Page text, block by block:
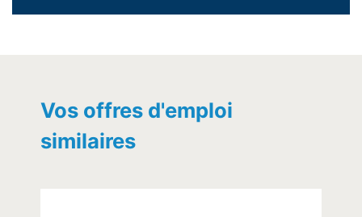
Vos offres d'emploi
similaires